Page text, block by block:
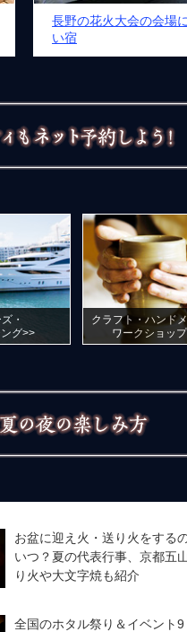
長野の花火大会の会場
い宿
・
グ>>
クラフト・ハンド
ワークショッ
お盆に迎え火・送り火をする
いつ？夏の代表行事、京都五
り火や大文字焼も紹介
全国のホタル祭り＆イベント9